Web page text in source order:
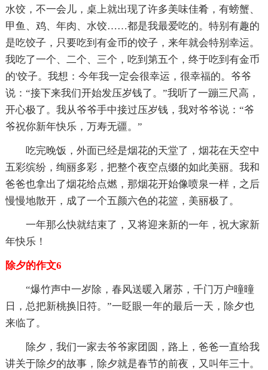
水饺，不一会儿，桌上就出现了许多美味佳肴，有螃蟹、
甲鱼、鸡、年肉、水饺……都是我最爱吃的。特别有趣的
是吃饺子，只要吃到有金币的饺子，来年就会特别幸运。
我吃了一个、二个、三个，吃到第五个，终于吃到有金币
的'饺子。我想：今年我一定会很幸运，很幸福的。爷爷
说：“接下来我们开始发压岁钱了。”我听了一蹦三尺高，
开心极了。我从爷爷手中接过压岁钱，我对爷爷说：“爷
爷祝你新年快乐，万寿无疆。”
吃完晚饭，外面已经是烟花的天堂了，烟花在天空中
五彩缤纷，绚丽多彩，把整个夜空点缀的如此美丽。我和
爸爸也拿出了烟花给点燃，那烟花开始像喷泉一样，之后
慢慢地散开，成了一个五颜六色的花篮，美丽极了。
一年那么快就结束了，又将迎来新的一年，祝大家新
年快乐！
除夕的作文6
“爆竹声中一岁除，春风送暖入屠苏，千门万户曈曈
日，总把新桃换旧符。”一眨眼一年的最后一天，除夕也
来临了。
除夕，我们一家去爷爷家团圆，路上，爸爸一直给我
讲关于除夕的故事，除夕就是春节的前夜，又叫年三十。